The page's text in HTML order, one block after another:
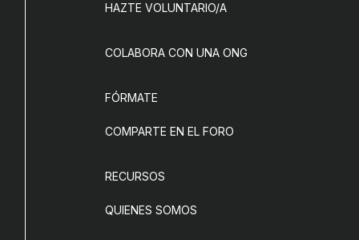
HAZTE VOLUNTARIO/A
COLABORA CON UNA ONG
FÓRMATE
COMPARTE EN EL FORO
RECURSOS
QUIENES SOMOS